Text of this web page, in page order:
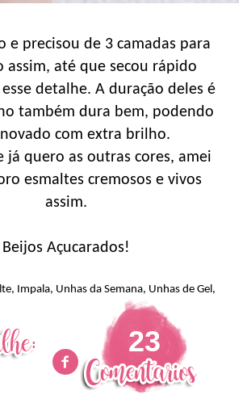
e precisou de 3 camadas para
assim, até que secou rápido
detalhe. A duração deles é
também dura bem, podendo
com extra brilho.
já quero as outras cores, amei
esmaltes cremosos e vivos
assim.
Beijos Açucarados!
, Impala, Unhas da Semana, Unhas de Gel ,
23